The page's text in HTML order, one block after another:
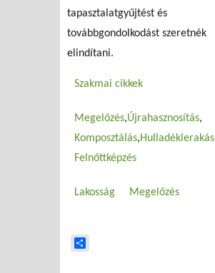
tapasztalatgyűjtést és
továbbgondolkodást szeretnék
elindítani.
Szakmai cikkek
Megelőzés Újrahasznosítás
Komposztálás Hulladéklerakás
Felnőttképzés
Lakosság Megelőzés